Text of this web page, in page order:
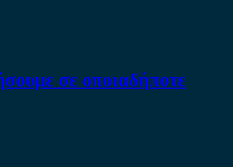
σε οποιαδήποτε